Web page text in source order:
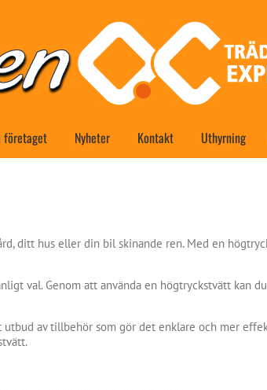
företaget Nyheter Kontakt Uthyrning
ditt hus eller din bil skinande ren. Med en
val. Genom att använda en högtryckstvätt kan
av tillbehör som gör det enklare och mer